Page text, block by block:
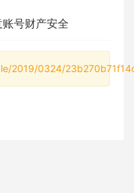
号财产安全
2019/0324/